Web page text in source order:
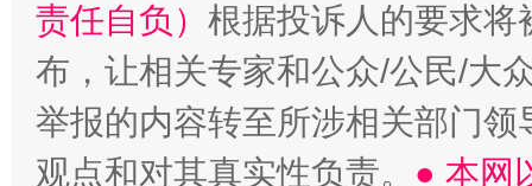
责任自负） 根据投诉人的要求将
布，让相关专家和公众/公民/大
举报的内容转至所涉相关部门
观点和对其真实性负责。 ● 本网